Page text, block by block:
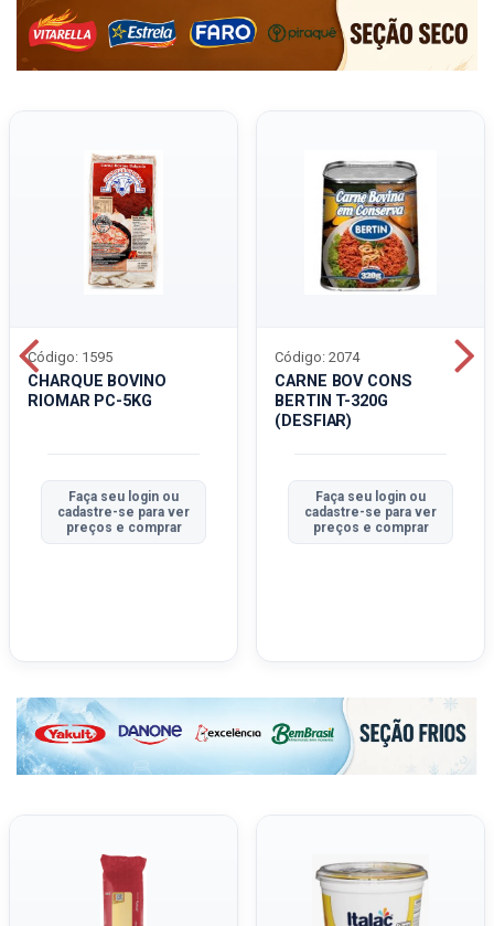
CHARQUE BOVINO
RIOMAR PC-5KG
Código: 1595
Faça seu login ou
cadastre-se para ver
preços e comprar
CARNE BOV CONS
BERTIN T-320G
(DESFIAR)
Código: 2074
Faça seu login ou
cadastre-se para ver
preços e comprar